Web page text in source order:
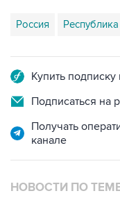
Россия
Купить
Подписаться на
Получать
канале
НОВОСТИ ПО